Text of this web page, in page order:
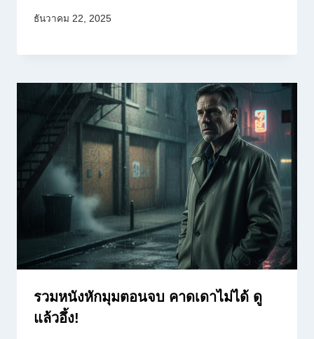
ธันวาคม 22, 2025
รวมหนังหักมุมตอนจบ คาดเดาไม่ได้ ดู
แล้วอึ้ง!